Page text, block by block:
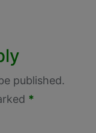
published.
*